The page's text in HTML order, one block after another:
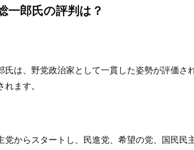
一郎氏の評判は？
氏は、野党政治家として一貫した姿勢が評価さ
れます。
党からスタートし、民進党、希望の党、国民民